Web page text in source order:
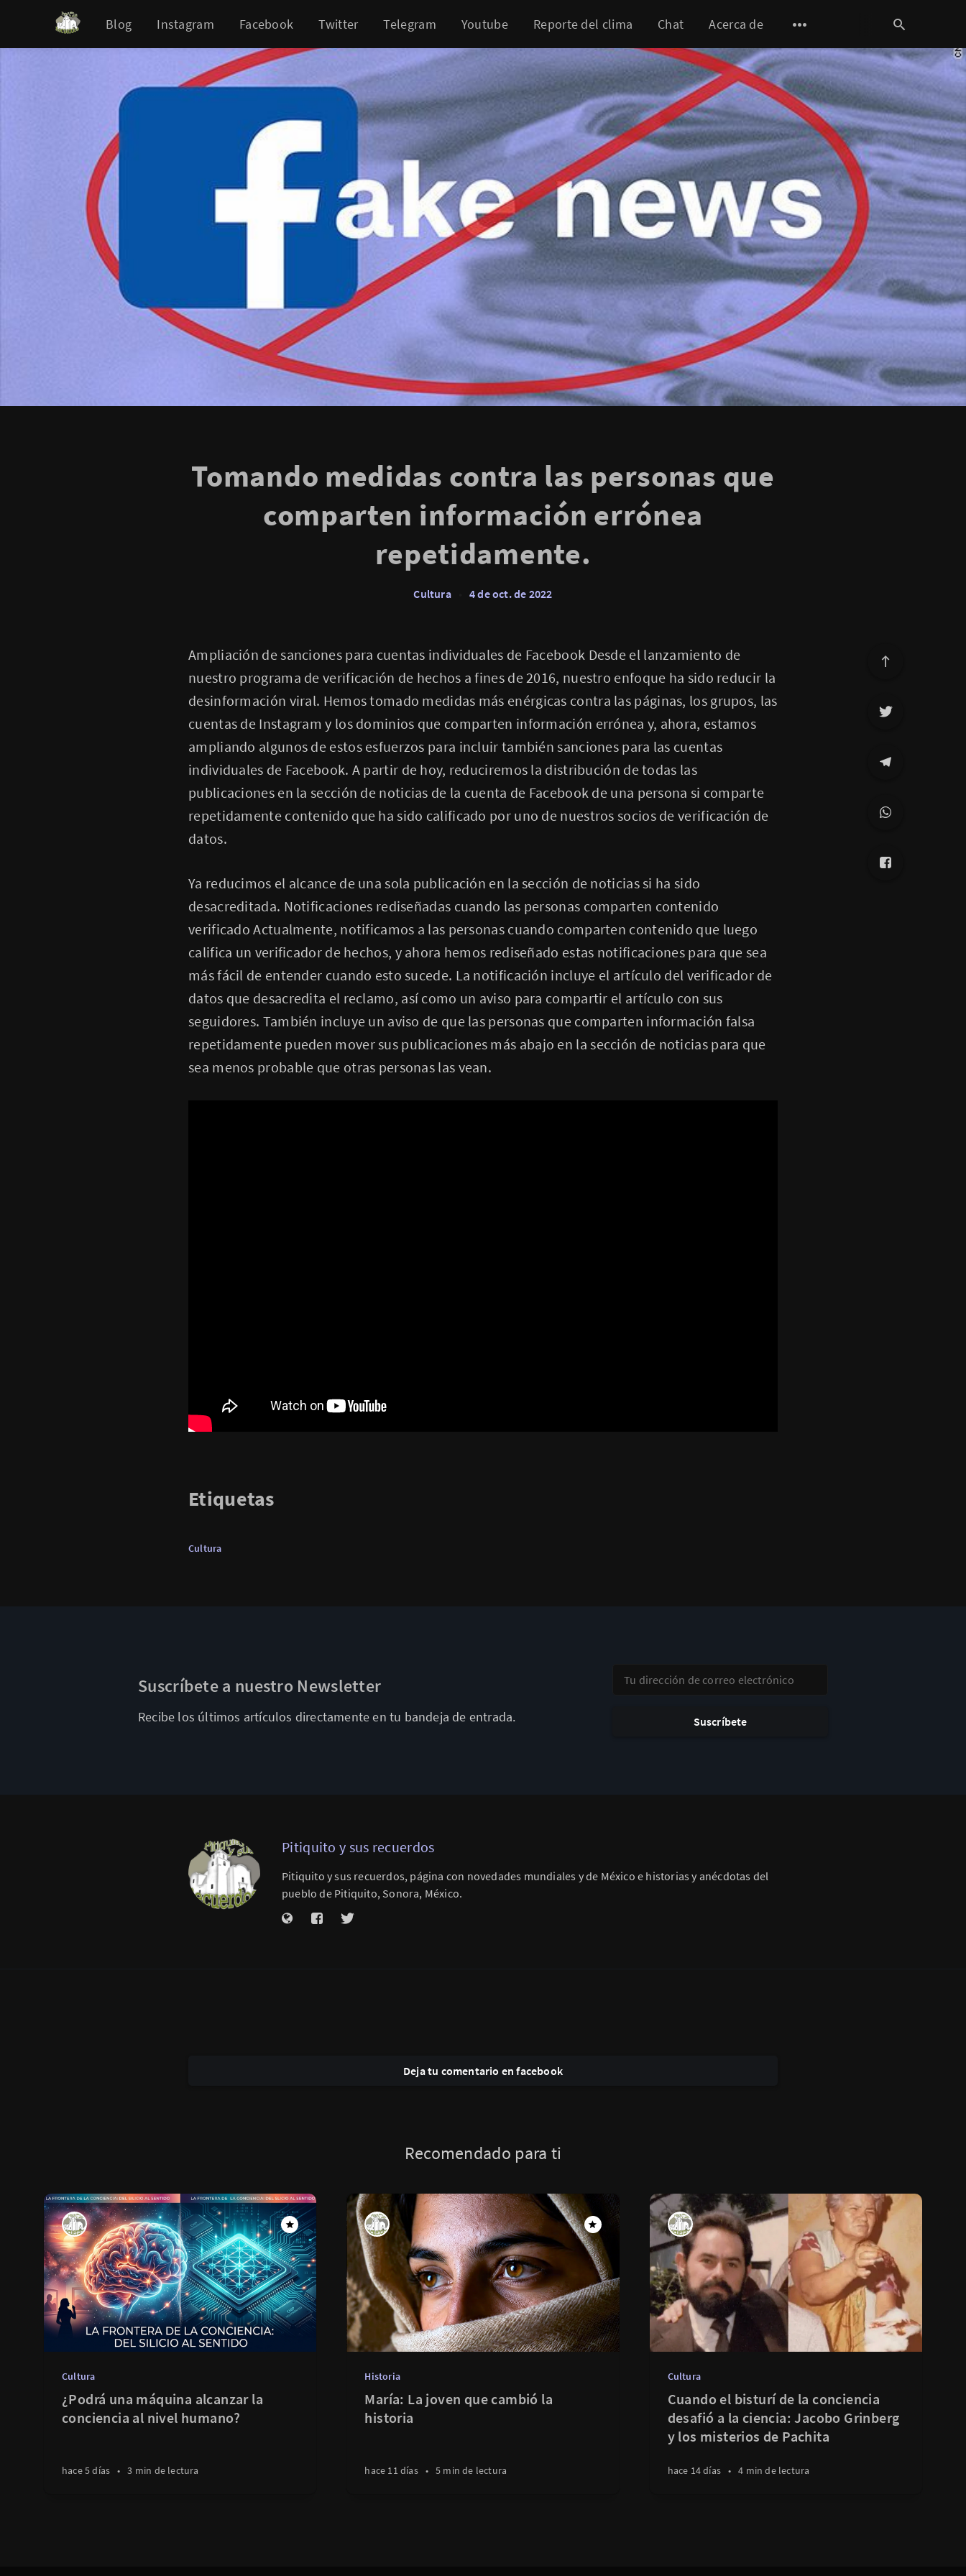
Blog Instagram Facebook Twitter Telegram Youtube Reporte del clima Chat Acerca de
Tomando medidas contra las personas que
comparten información errónea
repetidamente.
Cultura 4 de oct. de 2022
Ampliación de sanciones para cuentas individuales de Facebook Desde el lanzamiento de
nuestro programa de verificación de hechos a fines de 2016, nuestro enfoque ha sido reducir la
desinformación viral. Hemos tomado medidas más enérgicas contra las páginas, los grupos, las
cuentas de Instagram y los dominios que comparten información errónea y, ahora, estamos
ampliando algunos de estos esfuerzos para incluir también sanciones para las cuentas
individuales de Facebook. A partir de hoy, reduciremos la distribución de todas las
publicaciones en la sección de noticias de la cuenta de Facebook de una persona si comparte
repetidamente contenido que ha sido calificado por uno de nuestros socios de verificación de
datos.
Ya reducimos el alcance de una sola publicación en la sección de noticias si ha sido
desacreditada. Notificaciones rediseñadas cuando las personas comparten contenido
verificado Actualmente, notificamos a las personas cuando comparten contenido que luego
califica un verificador de hechos, y ahora hemos rediseñado estas notificaciones para que sea
más fácil de entender cuando esto sucede. La notificación incluye el artículo del verificador de
datos que desacredita el reclamo, así como un aviso para compartir el artículo con sus
seguidores. También incluye un aviso de que las personas que comparten información falsa
repetidamente pueden mover sus publicaciones más abajo en la sección de noticias para que
sea menos probable que otras personas las vean.
Etiquetas
Cultura
Suscríbete a nuestro Newsletter
Recibe los últimos artículos directamente en tu bandeja de entrada. Suscríbete
Pitiquito y sus recuerdos
Pitiquito y sus recuerdos, página con novedades mundiales y de México e historias y anécdotas del
pueblo de Pitiquito, Sonora, México.
Deja tu comentario en facebook
Recomendado para ti
Cultura
¿Podrá una máquina alcanzar la
conciencia al nivel humano?
hace 5 días • 3 min de lectura
Historia
María: La joven que cambió la
historia
hace 11 días • 5 min de lectura
Cultura
Cuando el bisturí de la conciencia
desafió a la ciencia: Jacobo Grinberg
y los misterios de Pachita
hace 14 días • 4 min de lectura